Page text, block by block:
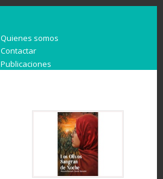
Quienes somos
Contactar
Publicaciones